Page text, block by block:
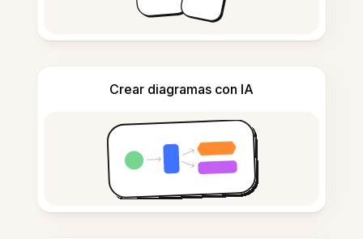
Crear diagramas con IA